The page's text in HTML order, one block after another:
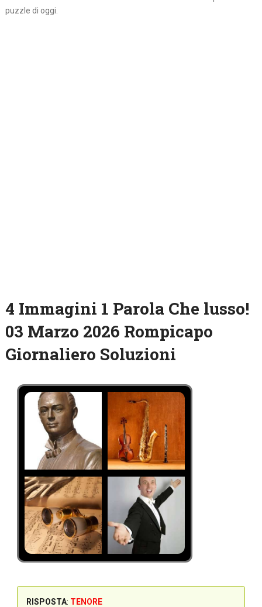
puzzle di oggi.
4 Immagini 1 Parola Che lusso!
03 Marzo 2026 Rompicapo
Giornaliero Soluzioni
RISPOSTA: TENORE